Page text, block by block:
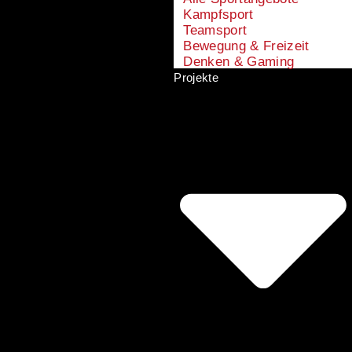
Kampfsport
Teamsport
Bewegung & Freizeit
Denken & Gaming
Projekte